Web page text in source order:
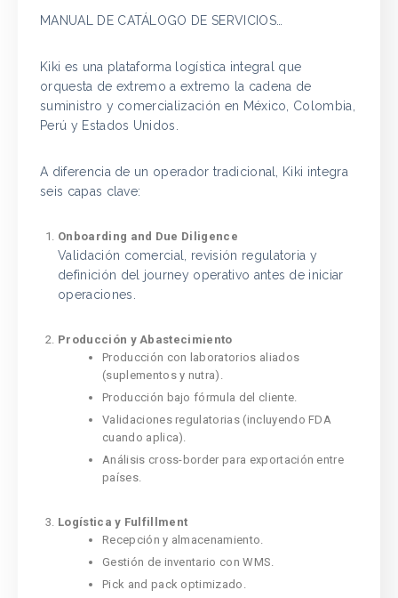
MANUAL DE CATÁLOGO DE SERVICIOS…
Kiki es una plataforma logística integral que
orquesta de extremo a extremo la cadena de
suministro y comercialización en México, Colombia,
Perú y Estados Unidos.
A diferencia de un operador tradicional, Kiki integra
seis capas clave:
Onboarding and Due Diligence
Validación comercial, revisión regulatoria y
definición del journey operativo antes de iniciar
operaciones.
Producción y Abastecimiento
Producción con laboratorios aliados
(suplementos y nutra).
Producción bajo fórmula del cliente.
Validaciones regulatorias (incluyendo FDA
cuando aplica).
Análisis cross-border para exportación entre
países.
Logística y Fulfillment
Recepción y almacenamiento.
Gestión de inventario con WMS.
Pick and pack optimizado.